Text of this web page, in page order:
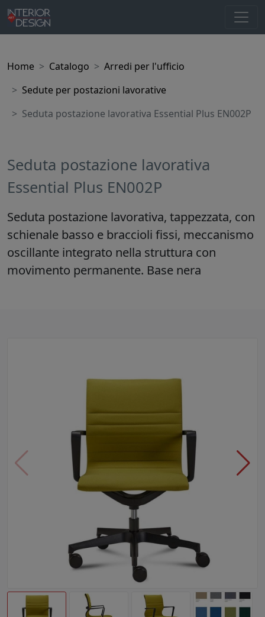
Home Catalogo
Arredi per l'ufficio
Sedute per postazioni lavorative
Seduta postazione lavorativa Essential Plus EN002P
Seduta postazione lavorativa
Essential Plus EN002P
Seduta postazione lavorativa, tappezzata, con
schienale basso e braccioli fissi, meccanismo
oscillante integrato nella struttura con
movimento permanente. Base nera